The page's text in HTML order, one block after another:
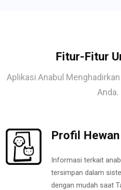
Fitur-Fitur
Aplikasi Anabul
Anda.
Profil Hewan
Informasi terkait
tersimpan dalam
dengan mudah saat